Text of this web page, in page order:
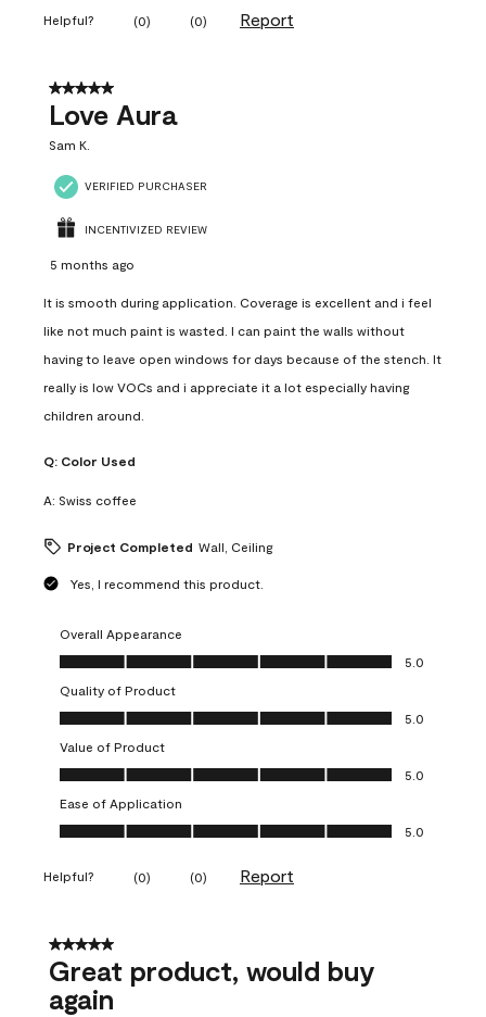
Helpful? (0) (0) Report
5 out of 5 stars.
Love Aura
Sam K.
VERIFIED PURCHASER
INCENTIVIZED REVIEW
5 months ago
It is smooth during application. Coverage is excellent and i feel
like not much paint is wasted. I can paint the walls without
having to leave open windows for days because of the stench. It
really is low VOCs and i appreciate it a lot especially having
children around.
Q: Color Used
A: Swiss coffee
Project Completed Wall, Ceiling
Yes, I recommend this product.
Overall Appearance
Overall Appearance, 5.0 out of 5
5.0
Quality of Product
Quality of Product, 5.0 out of 5
5.0
Value of Product
Value of Product, 5.0 out of 5
5.0
Ease of Application
Ease of Application, 5.0 out of 5
5.0
Helpful? (0) (0) Report
5 out of 5 stars.
Great product, would buy
again